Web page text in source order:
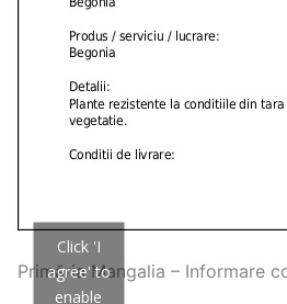
Primăria Mangalia – Informare
Click 'I
agree' to
enable